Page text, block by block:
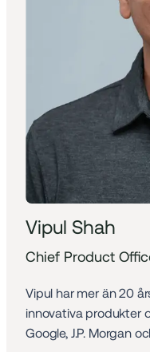
Vipul Shah
Chief Product
Vipul har mer än 20
innovativa produkter
Google, J.P. Morgan